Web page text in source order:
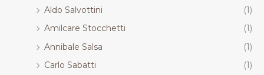
Aldo Salvottini
(1)
Amilcare Stocchetti
(1)
Annibale Salsa
(1)
Carlo Sabatti
(1)